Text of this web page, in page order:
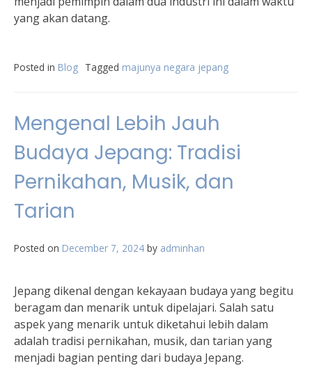
yang akan datang.
Posted in Blog Tagged majunya negara jepang
Mengenal Lebih Jauh
Budaya Jepang: Tradisi
Pernikahan, Musik, dan
Tarian
Posted on December 7, 2024 by adminhan
Jepang dikenal dengan kekayaan budaya yang begitu
beragam dan menarik untuk dipelajari. Salah satu
aspek yang menarik untuk diketahui lebih dalam
adalah tradisi pernikahan, musik, dan tarian yang
menjadi bagian penting dari budaya Jepang.